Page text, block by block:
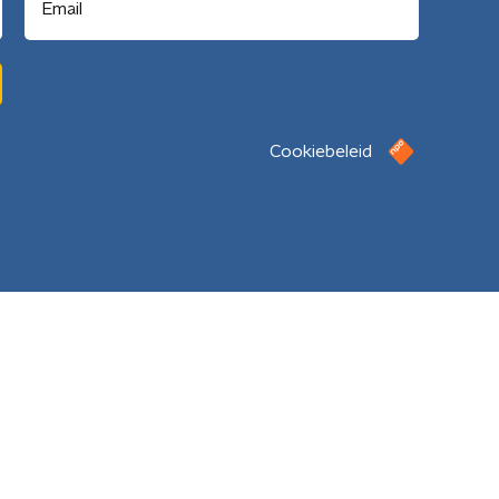
Cookiebeleid